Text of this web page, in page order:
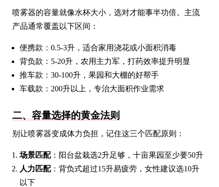
喷雾器的容量就像水杯大小，选对才能事半功倍。主流
产品通常覆盖以下区间：
便携款：0.5-3升，适合家用浇花或小面积消毒
背负款：5-20升，农用主力军，打药效率提升明显
推车款：30-100升，果园和大棚的好帮手
车载款：200升以上，专治大面积作业需求
二、容量选择的黄金法则
别让喷雾器变成体力负担，记住这三个匹配原则：
场景匹配：阳台盆栽选2升足够，十亩果园至少要50升
人力匹配：背负式超过15升易疲劳，女性建议选10升
以下